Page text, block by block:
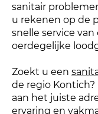
sanitair
u rekenen op de
snelle service van
oerdegelijke
Zoekt u een
de regio
aan het juiste
ervaring en